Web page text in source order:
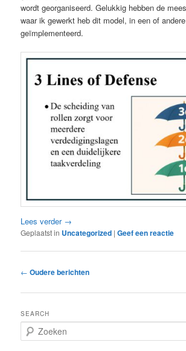
wordt georganiseerd. Gelukkig hebben de
waar ik gewerkt heb dit model, in een of
geïmplementeerd.
Lees verder →
Geplaatst in Uncategorized |Geef een reactie
Bericht
← Oudere berichten
SEARCH
o